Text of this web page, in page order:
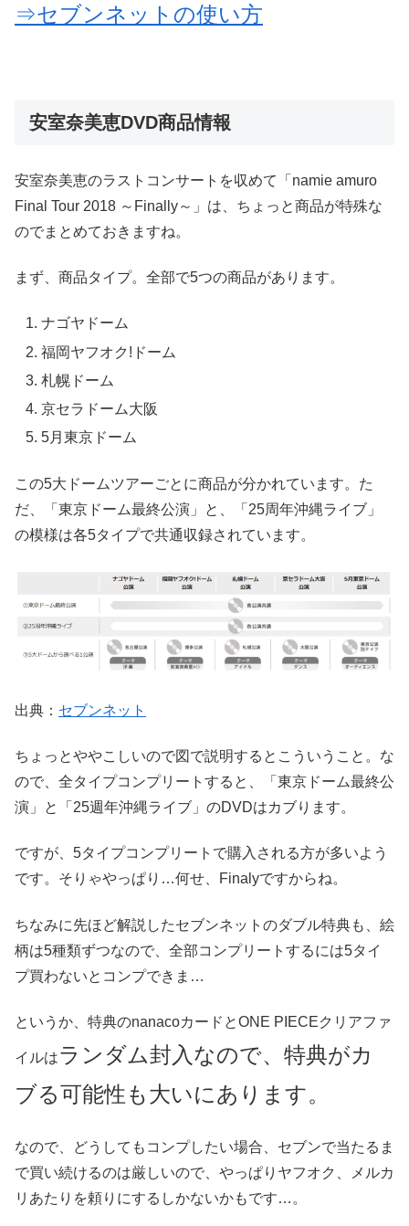
⇒セブンネットの使い方
安室奈美恵DVD商品情報
安室奈美恵のラストコンサートを収めて「namie amuro
Final Tour 2018 ～Finally～」は、ちょっと商品が特殊な
のでまとめておきますね。
まず、商品タイプ。全部で5つの商品があります。
ナゴヤドーム
福岡ヤフオク!ドーム
札幌ドーム
京セラドーム大阪
5月東京ドーム
この5大ドームツアーごとに商品が分かれています。た
だ、「東京ドーム最終公演」と、「25周年沖縄ライブ」
の模様は各5タイプで共通収録されています。
出典： セブンネット
ちょっとややこしいので図で説明するとこういうこと。な
ので、全タイプコンプリートすると、「東京ドーム最終公
演」と「25週年沖縄ライブ」のDVDはカブります。
ですが、 5タイプコンプリートで購入される方が多いよう
です。 そりゃやっぱり…何せ、Finalyですからね。
ちなみに先ほど解説したセブンネットのダブル特典も、絵
柄は5種類ずつなので、全部コンプリートするには5タイ
プ買わないとコンプできま…
というか、特典のnanacoカードとONE PIECEクリアファ
イルはランダム封入なので、特典がカ
ブる可能性も大いにあります。
なので、どうしてもコンプしたい場合、セブンで当たるま
で買い続けるのは厳しいので、やっぱりヤフオク、メルカ
リあたりを頼りにするしかないかもです…。